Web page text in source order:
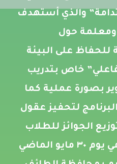
والذي أستهدف
٦٠ معلم ومعلمة حول
على البيئة
خاص بتدريب
بصورة عملية كما
لتحفيز عقول
الجوائز للطلاب
الفائزين بالحفل الختامي يوم ٣٠ مايو الماضي